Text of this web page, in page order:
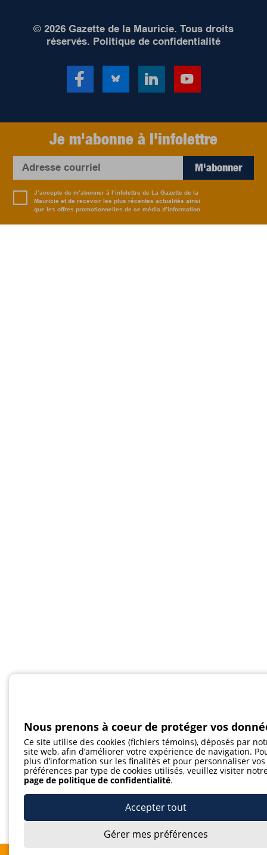
© 2026 Gazette de la Mauricie. Tous droits
réservés. Politique de confidentialité
Je m'abonne à l'infolettre
M'abonner
J’accepte de m’abonner à l’infolettre de La Gazette de la
Mauricie et de recevoir les plus récentes actualités ainsi
que les offres promotionnelles de ce média d’information.
Nous prenons à coeur de protéger vos
Ce site utilise des cookies (fichiers témoins), déposés par
site web, afin d’améliorer votre expérience de navigation.
plus d’information sur les finalités et pour personnaliser vos
préférences par type de cookies utilisés, veuillez visiter
page de politique de confidentialité.
Accepter tout
Gérer mes préférences